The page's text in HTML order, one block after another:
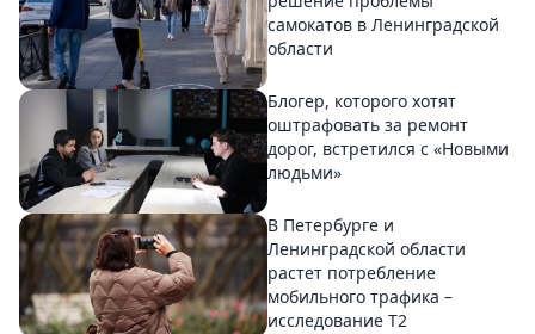
самокатов в Ленинградской
области
Блогер, которого хотят
оштрафовать за ремонт
дорог, встретился с «Новыми
людьми»
В Петербурге и
Ленинградской области
растет потребление
мобильного трафика –
исследование T2